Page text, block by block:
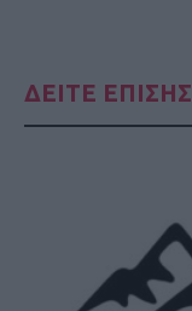
ΔΕΙΤΕ ΕΠΙΣΗΣ